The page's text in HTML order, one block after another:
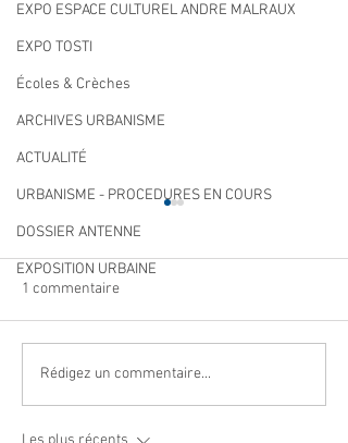
EXPO ESPACE CULTUREL ANDRE MALRAUX
EXPO TOSTI
Écoles & Crèches
ARCHIVES URBANISME
ACTUALITÉ
URBANISME - PROCEDURES EN COURS
DOSSIER ANTENNE
EXPOSITION URBAINE
Qualité des eaux de
1 commentaire
Rédigez un commentaire...